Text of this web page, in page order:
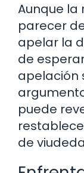
Aunque la
parecer
apelar la
de
apelación
puede
de